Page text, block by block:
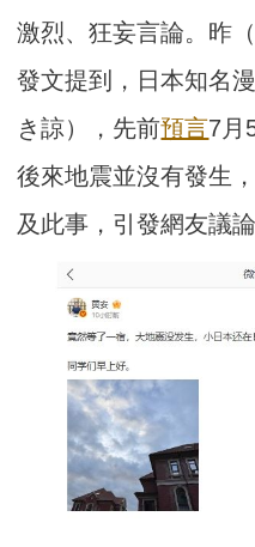
激烈、狂妄言論。昨
發文提到，日本知名
き諒），先前預言7月
後來地震並沒有發生
及此事，引發網友議論